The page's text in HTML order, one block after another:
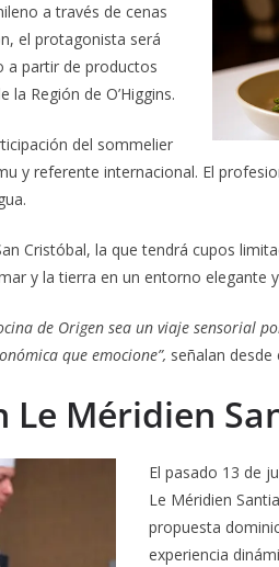
a través de cenas
el protagonista será
a partir de productos
Región de O’Higgins.
del sommelier
y referente internacional. El
Cristóbal, la que tendrá cupos
y la tierra en un entorno elegante
de Origen sea un viaje sensorial
que emocione”, señalan
Le Méridien
El pasado 13 de
Le Méridien
propuesta
experiencia